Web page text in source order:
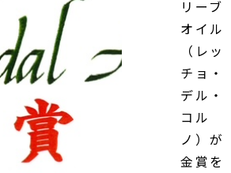
リーブ
オイル
（レッ
チョ・
デル・
コル
ノ）が
金賞を